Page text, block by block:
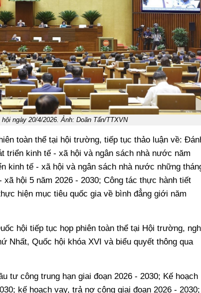
ngày 20/4/2026. Ảnh: Doãn Tấn/TTXVN
toàn thể tại hội trường, tiếp tục thảo luận về:
triển kinh tế - xã hội và ngân sách nhà nước năm
kinh tế - xã hội và ngân sách nhà nước những
hội 5 năm 2026 - 2030; Công tác thực hành tiết
hiện mục tiêu quốc gia về bình đẳng giới năm
hội tiếp tục họp phiên toàn thể tại Hội trường,
Nhất, Quốc hội khóa XVI và biểu quyết thông qua
tư công trung hạn giai đoạn 2026 - 2030; Kế hoạch
kế hoạch vay, trả nợ công giai đoạn 2026 - 2030;